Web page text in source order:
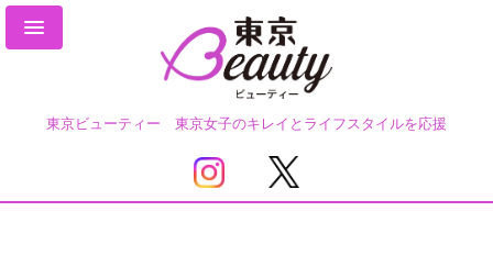
東京ビューティー 東京女子のキレイとライフスタイルを応援